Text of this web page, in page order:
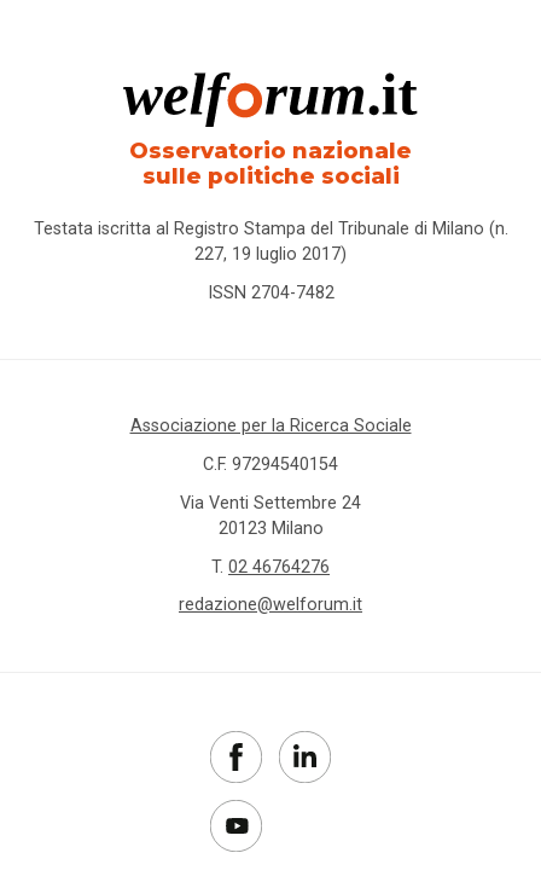
Osservatorio nazionale
sulle politiche sociali
Testata iscritta al Registro Stampa del Tribunale di Milano (n.
227, 19 luglio 2017)
ISSN 2704-7482
Associazione per la Ricerca Sociale
C.F. 97294540154
Via Venti Settembre 24
20123 Milano
T. 02 46764276
redazione@welforum.it